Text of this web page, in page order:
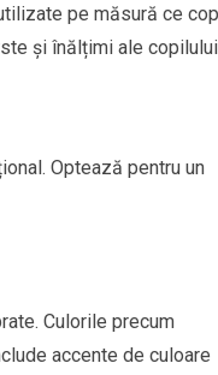
pe măsură ce
și înălțimi ale
Optează pentru un
Culorile precum
accente de culoare